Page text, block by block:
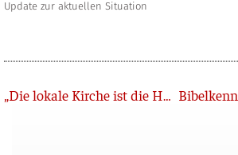
Update zur aktuellen Situation
Zurück „Die lokale Kirche ist die Hoffnung der Welt“